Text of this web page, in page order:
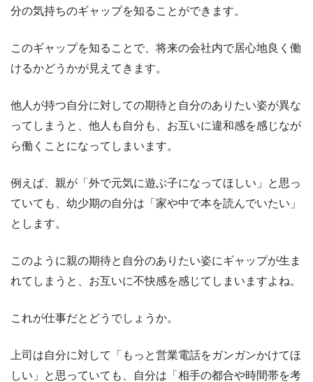
分の気持ちのギャップを知ることができます。
このギャップを知ることで、将来の会社内で居心地良く働
けるかどうかが見えてきます。
他人が持つ自分に対しての期待と自分のありたい姿が異な
ってしまうと、他人も自分も、お互いに違和感を感じなが
ら働くことになってしまいます。
例えば、親が「外で元気に遊ぶ子になってほしい」と思っ
ていても、幼少期の自分は「家や中で本を読んでいたい」
とします。
このように親の期待と自分のありたい姿にギャップが生ま
れてしまうと、お互いに不快感を感じてしまいますよね。
これが仕事だとどうでしょうか。
上司は自分に対して「もっと営業電話をガンガンかけてほ
しい」と思っていても、自分は「相手の都合や時間帯を考